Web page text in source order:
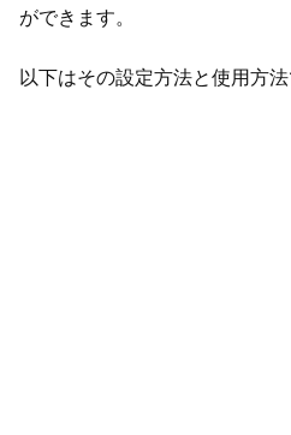
ができます。
以下はその設定方法と使用方法